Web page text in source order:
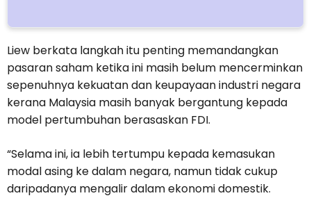
Liew berkata langkah itu penting memandangkan
pasaran saham ketika ini masih belum mencerminkan
sepenuhnya kekuatan dan keupayaan industri negara
kerana Malaysia masih banyak bergantung kepada
model pertumbuhan berasaskan FDI.
“Selama ini, ia lebih tertumpu kepada kemasukan
modal asing ke dalam negara, namun tidak cukup
daripadanya mengalir dalam ekonomi domestik.